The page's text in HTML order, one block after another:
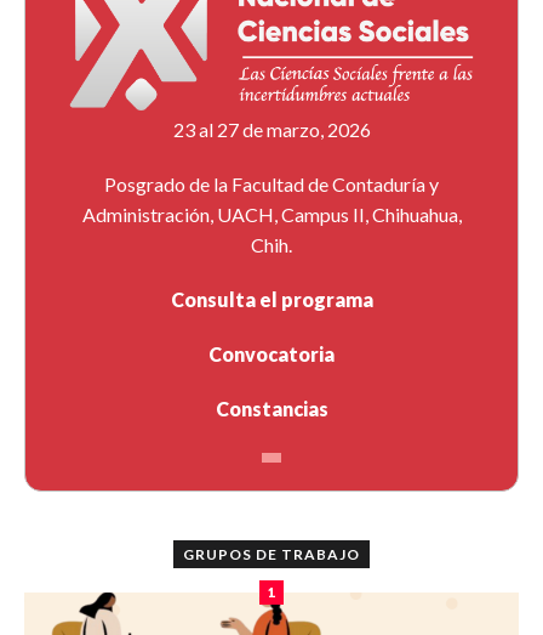
23 al 27 de marzo, 2026
Posgrado de la Facultad de Contaduría y
Administración, UACH, Campus II, Chihuahua,
Chih.
Consulta el programa
Convocatoria
Constancias
GRUPOS DE TRABAJO
1